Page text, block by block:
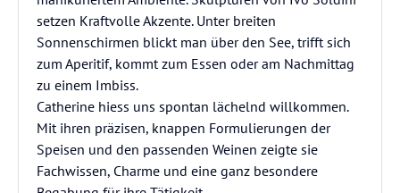
setzen Kraftvolle Akzente. Unter breiten
Sonnenschirmen blickt man über den See, trifft sich
zum Aperitif, kommt zum Essen oder am Nachmittag
zu einem Imbiss.
Catherine hiess uns spontan lächelnd willkommen.
Mit ihren präzisen, knappen Formulierungen der
Speisen und den passenden Weinen zeigte sie
Fachwissen, Charme und eine ganz besondere